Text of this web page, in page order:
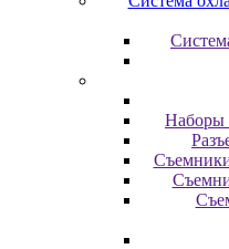
Наборы